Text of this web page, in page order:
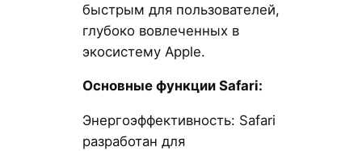
быстрым для пользователей,
глубоко вовлеченных в
экосистему Apple.
Основные функции Safari:
Энергоэффективность: Safari
разработан для